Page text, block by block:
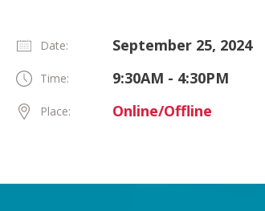
Date: September 25, 2024
Time: 9:30AM - 4:30PM
Place: Online/Offline